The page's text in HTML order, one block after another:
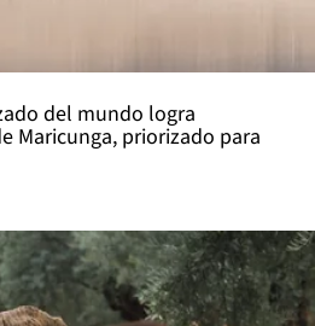
del mundo logra
Maricunga, priorizado para